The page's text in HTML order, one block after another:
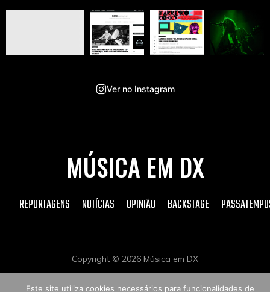
Ver no Instagram
MÚSICA EM DX
REPORTAGENS NOTÍCIAS OPINIÃO BACKSTAGE
Copyright © 2026 Música em DX
Este site utiliza cookies necessários para funcionalidades de